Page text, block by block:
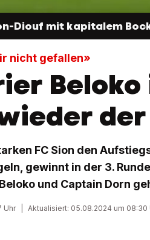
Diouf mit kapitalem
nicht gefallen»
FC Sion den
gewinnt in der 3.
und Captain Dorn
Uhr Aktualisiert: 05.08.2024 um 08:30